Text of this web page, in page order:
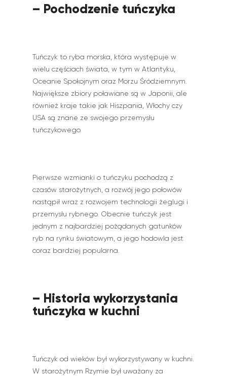
– Pochodzenie tuńczyka
Tuńczyk to ryba morska, która występuje w
wielu częściach świata, w tym w Atlantyku,
Oceanie Spokojnym oraz Morzu Śródziemnym.
Największe zbiory poławiane są w Japonii, ale
również kraje takie jak Hiszpania, Włochy czy
USA są znane ze swojego przemysłu
tuńczykowego.
Pierwsze wzmianki o tuńczyku pochodzą z
czasów starożytnych, a rozwój jego połowów
nastąpił wraz z rozwojem technologii żeglugi i
przemysłu rybnego. Obecnie tuńczyk jest
jednym z najbardziej pożądanych gatunków
ryb na rynku światowym, a jego hodowla jest
coraz bardziej popularna.
– Historia wykorzystania
tuńczyka w kuchni
Tuńczyk od wieków był wykorzystywany w kuchni.
W starożytnym Rzymie był uważany za